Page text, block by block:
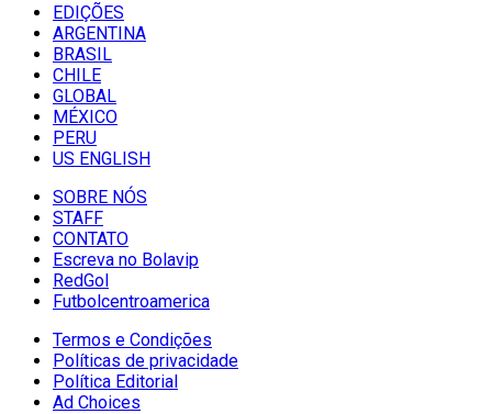
EDIÇÕES
ARGENTINA
BRASIL
CHILE
GLOBAL
MÉXICO
PERU
US ENGLISH
SOBRE NÓS
STAFF
CONTATO
Escreva no Bolavip
RedGol
Futbolcentroamerica
Termos e Condições
Políticas de privacidade
Política Editorial
Ad Choices